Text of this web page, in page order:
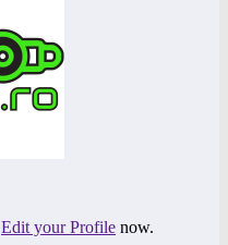
Edit your Profile now.